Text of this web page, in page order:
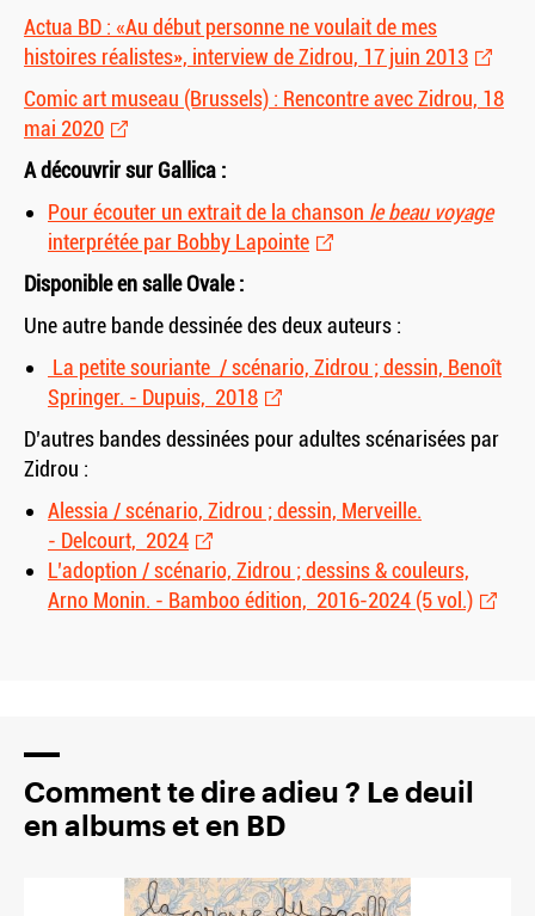
Actua BD : «Au début personne ne voulait de mes
histoires réalistes», interview de Zidrou, 17 juin 2013
Comic art museau (Brussels) : Rencontre avec Zidrou, 18
mai 2020
A découvrir sur Gallica :
Pour écouter un extrait de la chanson le beau voyage
interprétée par Bobby Lapointe
Disponible en salle Ovale :
Une autre bande dessinée des deux auteurs :
La petite souriante / scénario, Zidrou ; dessin, Benoît
Springer. - Dupuis, 2018
D’autres bandes dessinées pour adultes scénarisées par
Zidrou :
Alessia / scénario, Zidrou ; dessin, Merveille.
- Delcourt, 2024
L’adoption / scénario, Zidrou ; dessins&couleurs,
Arno Monin. - Bamboo édition, 2016-2024 (5 vol.)
Comment te dire adieu ? Le deuil
en albums et en BD